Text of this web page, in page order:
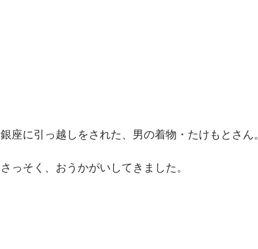
銀座に引っ越しをされた、男の着物・たけもとさん。
さっそく、おうかがいしてきました。